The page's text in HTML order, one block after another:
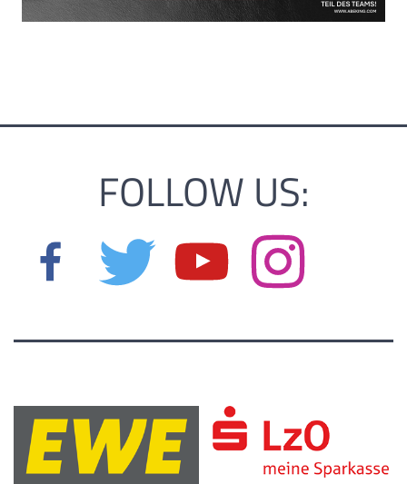
FOLLOW US: